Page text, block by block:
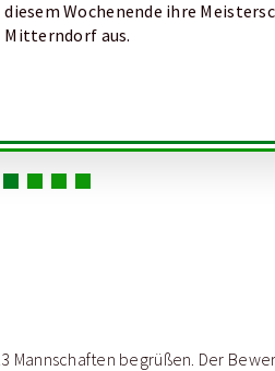
diesem Wochenende ihre
Mitterndorf aus.
Mannschaften begrüßen. Der